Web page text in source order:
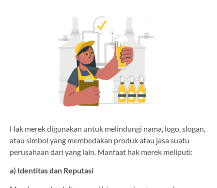
Hak merek digunakan untuk melindungi nama, logo, slogan,
atau simbol yang membedakan produk atau jasa suatu
perusahaan dari yang lain. Manfaat hak merek meliputi:
a) Identitas dan Reputasi